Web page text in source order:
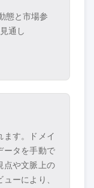
態と市場参
通し
ます。ドメイ
ータを手動で
点や文脈上の
ーにより、